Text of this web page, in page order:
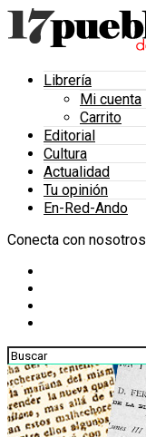
Librería
Mi cuenta
Carrito
Editorial
Cultura
Actualidad
Tu opinión
En-Red-Ando
Conecta con nosotros